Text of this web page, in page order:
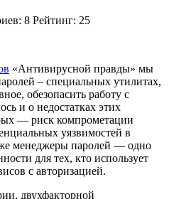
8 Рейтинг: 25
«Антивирусной правды» мы
– специальных утилитах,
обезопасить работу с
и о недостатках этих
— риск компрометации
уязвимостей в
менеджеры паролей — одно
для тех, кто использует
с авторизацией.
двухфакторной